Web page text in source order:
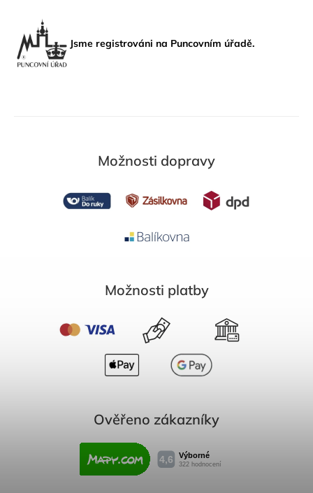
Jsme registrováni na Puncovním úřadě.
Možnosti dopravy
Možnosti platby
Ověřeno zákazníky